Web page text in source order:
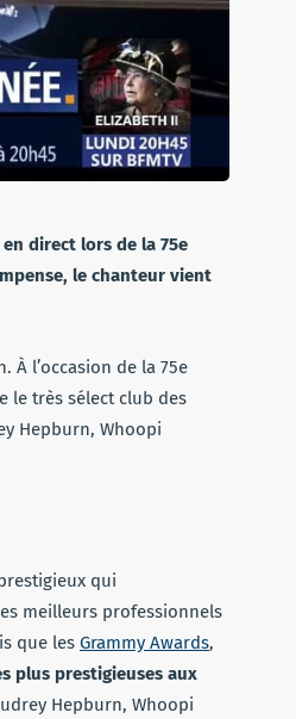
direct lors de la 75e
le chanteur vient
À l’occasion de la 75e
le très sélect club des
Hepburn, Whoopi
qui
meilleurs professionnels
que les Grammy Awards,
plus prestigieuses aux
Hepburn, Whoopi